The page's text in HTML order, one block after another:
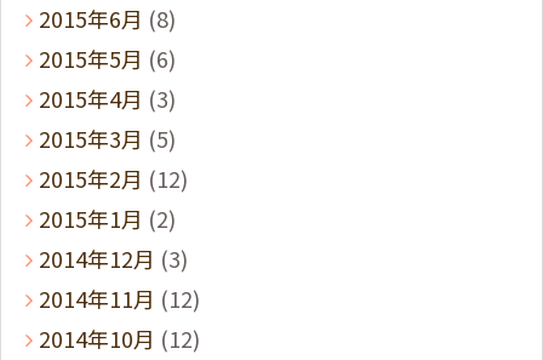
2015年6月 (8)
2015年5月 (6)
2015年4月 (3)
2015年3月 (5)
2015年2月 (12)
2015年1月 (2)
2014年12月 (3)
2014年11月 (12)
2014年10月 (12)